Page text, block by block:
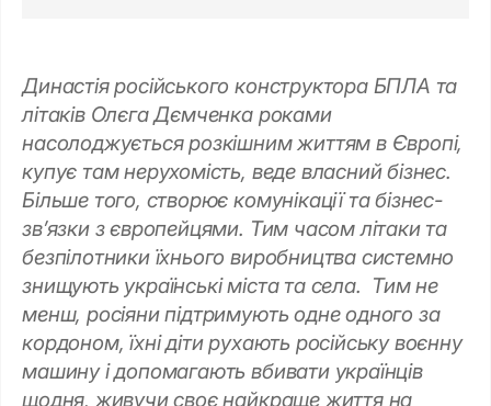
Династія російського конструктора БПЛА та
літаків Олєга Дємченка роками
насолоджується розкішним життям в Європі,
купує там нерухомість, веде власний бізнес.
Більше того, створює комунікації та бізнес-
звʼязки з європейцями. Тим часом літаки та
безпілотники їхнього виробництва системно
знищують українські міста та села. Тим не
менш, росіяни підтримують одне одного за
кордоном, їхні діти рухають російську воєнну
машину і допомагають вбивати українців
щодня, живучи своє найкраще життя на